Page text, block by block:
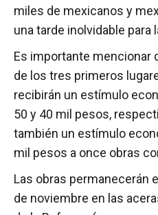
miles de mexicanos y
una tarde inolvidable para
Es importante mencionar
de los tres primeros
recibirán un estímulo
50 y 40 mil pesos,
también un estímulo
mil pesos a once obras
Las obras permanecerán
de noviembre en las